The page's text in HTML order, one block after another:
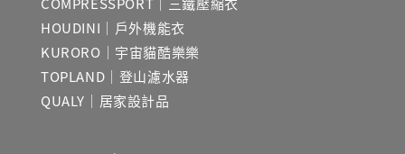
HOUDINI｜戶外機能衣
KURORO｜宇宙貓酷樂樂
TOPLAND｜登山濾水器
QUALY｜居家設計品